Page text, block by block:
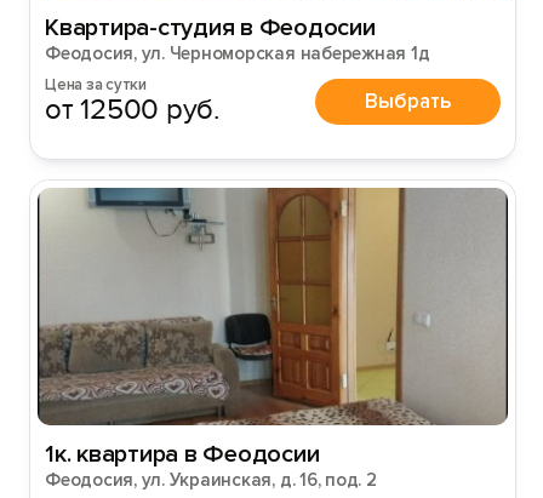
Квартира-студия в Феодосии
Феодосия, ул. Черноморская набережная 1д
Цена за сутки
от 12500 руб. Выбрать
1к. квартира в Феодосии
Феодосия, ул. Украинская, д. 16, под. 2